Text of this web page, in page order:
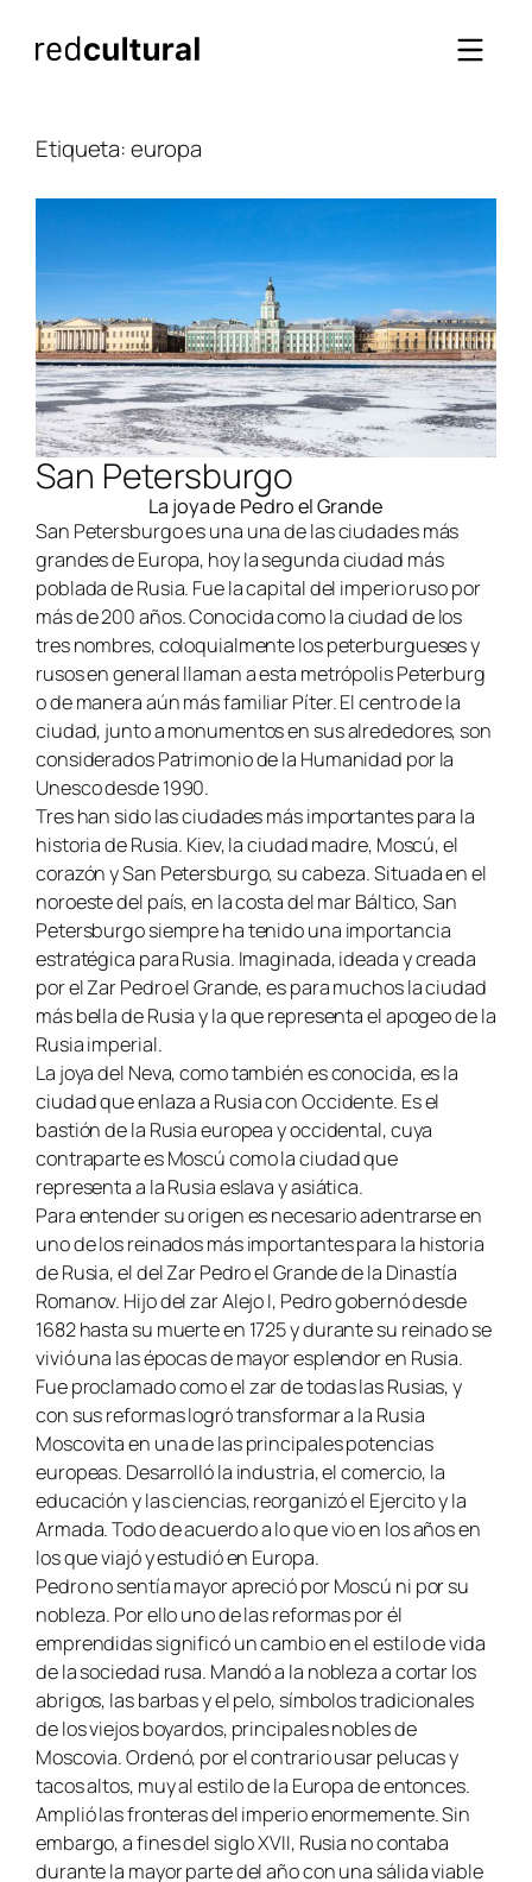
Etiqueta:europa
San Petersburgo
La joya de Pedro el Grande
San Petersburgo es una una de las ciudades más
grandes de Europa, hoy la segunda ciudad más
poblada de Rusia. Fue la capital del imperio ruso por
más de 200 años. Conocida como la ciudad de los
tres nombres, coloquialmente los peterburgueses y
rusos en general llaman a esta metrópolis Peterburg
o de manera aún más familiar Píter. El centro de la
ciudad, junto a monumentos en sus alrededores, son
considerados Patrimonio de la Humanidad por la
Unesco desde 1990.
Tres han sido las ciudades más importantes para la
historia de Rusia. Kiev, la ciudad madre, Moscú, el
corazón y San Petersburgo, su cabeza. Situada en el
noroeste del país, en la costa del mar Báltico, San
Petersburgo siempre ha tenido una importancia
estratégica para Rusia. Imaginada, ideada y creada
por el Zar Pedro el Grande, es para muchos la ciudad
más bella de Rusia y la que representa el apogeo de la
Rusia imperial.
La joya del Neva, como también es conocida, es la
ciudad que enlaza a Rusia con Occidente. Es el
bastión de la Rusia europea y occidental, cuya
contraparte es Moscú como la ciudad que
representa a la Rusia eslava y asiática.
Para entender su origen es necesario adentrarse en
uno de los reinados más importantes para la historia
de Rusia, el del Zar Pedro el Grande de la Dinastía
Romanov. Hijo del zar Alejo I, Pedro gobernó desde
1682 hasta su muerte en 1725 y durante su reinado se
vivió una las épocas de mayor esplendor en Rusia.
Fue proclamado como el zar de todas las Rusias, y
con sus reformas logró transformar a la Rusia
Moscovita en una de las principales potencias
europeas. Desarrolló la industria, el comercio, la
educación y las ciencias, reorganizó el Ejercito y la
Armada. Todo de acuerdo a lo que vio en los años en
los que viajó y estudió en Europa.
Pedro no sentía mayor apreció por Moscú ni por su
nobleza. Por ello uno de las reformas por él
emprendidas significó un cambio en el estilo de vida
de la sociedad rusa. Mandó a la nobleza a cortar los
abrigos, las barbas y el pelo, símbolos tradicionales
de los viejos boyardos, principales nobles de
Moscovia. Ordenó, por el contrario usar pelucas y
tacos altos, muy al estilo de la Europa de entonces.
Amplió las fronteras del imperio enormemente. Sin
embargo, a fines del siglo XVII, Rusia no contaba
durante la mayor parte del año con una sálida viable